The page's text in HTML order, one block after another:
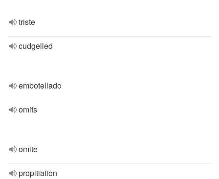
triste
cudgelled
embotellado
omits
omite
propitiation